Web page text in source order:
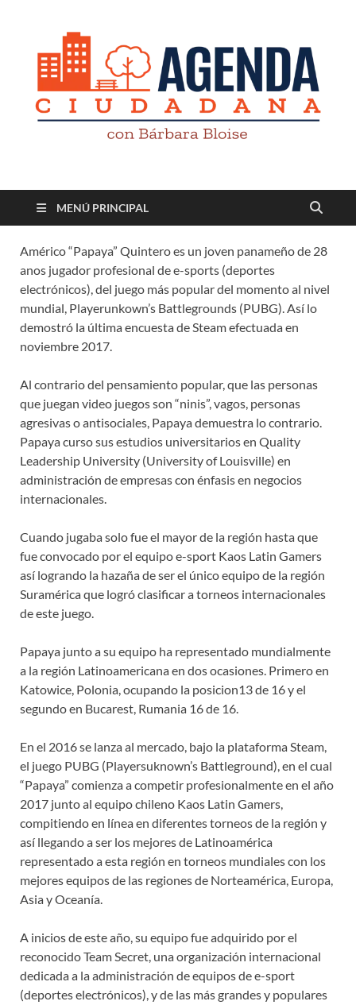
Revista digital
MENÚ PRINCIPAL
Américo “Papaya” Quintero es un joven panameño de 28
anos jugador profesional de e-sports (deportes
electrónicos), del juego más popular del momento al nivel
mundial, Playerunkown’s Battlegrounds (PUBG). Así lo
demostró la última encuesta de Steam efectuada en
noviembre 2017.
Al contrario del pensamiento popular, que las personas
que juegan video juegos son “ninis”, vagos, personas
agresivas o antisociales, Papaya demuestra lo contrario.
Papaya curso sus estudios universitarios en Quality
Leadership University (University of Louisville) en
administración de empresas con énfasis en negocios
internacionales.
Cuando jugaba solo fue el mayor de la región hasta que
fue convocado por el equipo e-sport Kaos Latin Gamers
así logrando la hazaña de ser el único equipo de la región
Suramérica que logró clasificar a torneos internacionales
de este juego.
Papaya junto a su equipo ha representado mundialmente
a la región Latinoamericana en dos ocasiones. Primero en
Katowice, Polonia, ocupando la posicion13 de 16 y el
segundo en Bucarest, Rumania 16 de 16.
En el 2016 se lanza al mercado, bajo la plataforma Steam,
el juego PUBG (Playersuknown’s Battleground), en el cual
“Papaya” comienza a competir profesionalmente en el año
2017 junto al equipo chileno Kaos Latin Gamers,
compitiendo en línea en diferentes torneos de la región y
así llegando a ser los mejores de Latinoamérica
representado a esta región en torneos mundiales con los
mejores equipos de las regiones de Norteamérica, Europa,
Asia y Oceanía.
A inicios de este año, su equipo fue adquirido por el
reconocido Team Secret, una organización internacional
dedicada a la administración de equipos de e-sport
(deportes electrónicos), y de las más grandes y populares